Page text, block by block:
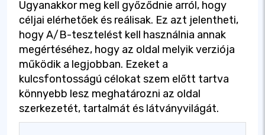
Ugyanakkor meg kell győződnie arról, hogy
céljai elérhetőek és reálisak. Ez azt jelentheti,
hogy A/B-tesztelést kell használnia annak
megértéséhez, hogy az oldal melyik verziója
működik a legjobban. Ezeket a
kulcsfontosságú célokat szem előtt tartva
könnyebb lesz meghatározni az oldal
szerkezetét, tartalmát és látványvilágát.